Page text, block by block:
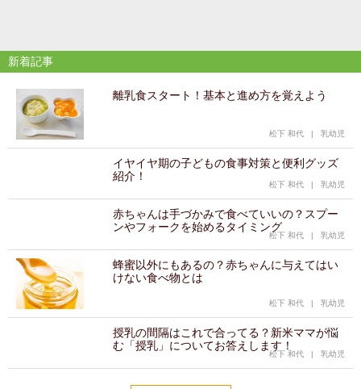
新着記事
離乳食スタート！基本と進め方を覚えよう
松下 和代 | 乳幼児
イヤイヤ期の子どもの食事対策と便利グッズ
紹介！
松下 和代 | 乳幼児
赤ちゃんは手づかみで食べていいの？スプー
ンやフォークを始めるタイミング
松下 和代 | 乳幼児
蜂蜜以外にもあるの？赤ちゃんに与えてはい
けない食べ物とは
松下 和代 | 乳幼児
授乳の間隔はこれで合ってる？新米ママが悩
む「授乳」についてお答えします！
松下 和代 | 乳幼児